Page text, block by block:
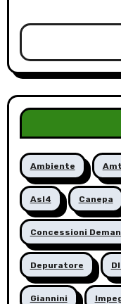
Ambiente Amt
Asl4 Canepa
Concessioni
Depuratore
Giannini